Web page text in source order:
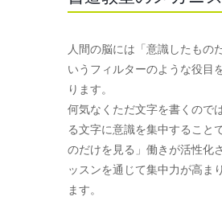
人間の脳には「意識したもの
いうフィルターのような役目
ります。
何気なくただ文字を書くので
る文字に意識を集中すること
のだけを見る」働きが活性化
ッスンを通じて集中力が高ま
ます。